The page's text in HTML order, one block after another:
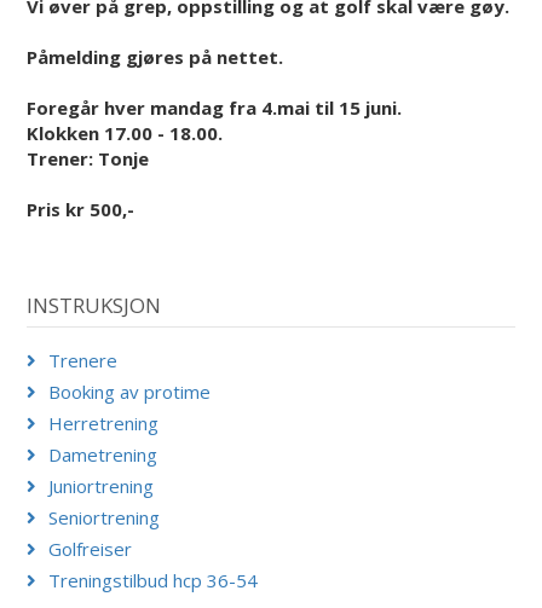
Vi øver på grep, oppstilling og at golf skal være gøy.
Påmelding gjøres på nettet.
Foregår hver mandag fra 4.mai til 15 juni.
Klokken 17.00 - 18.00.
Trener: Tonje
Pris kr 500,-
INSTRUKSJON
Trenere
Booking av protime
Herretrening
Dametrening
Juniortrening
Seniortrening
Golfreiser
Treningstilbud hcp 36-54